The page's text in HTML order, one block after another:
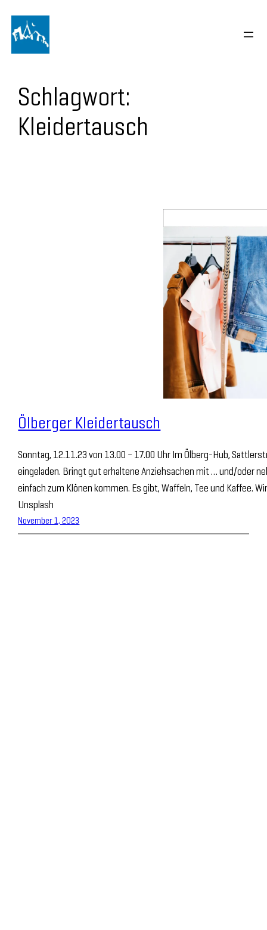
Schlagwort:
Kleidertausch
Ölberger Kleidertausch
Sonntag, 12.11.23 von 13.00 – 17.00 Uhr Im Ölberg-Hub,
eingeladen. Bringt gut erhaltene Anziehsachen mit … und/oder
einfach zum Klönen kommen. Es gibt, Waffeln, Tee und Kaffee.
Unsplash
November 1, 2023